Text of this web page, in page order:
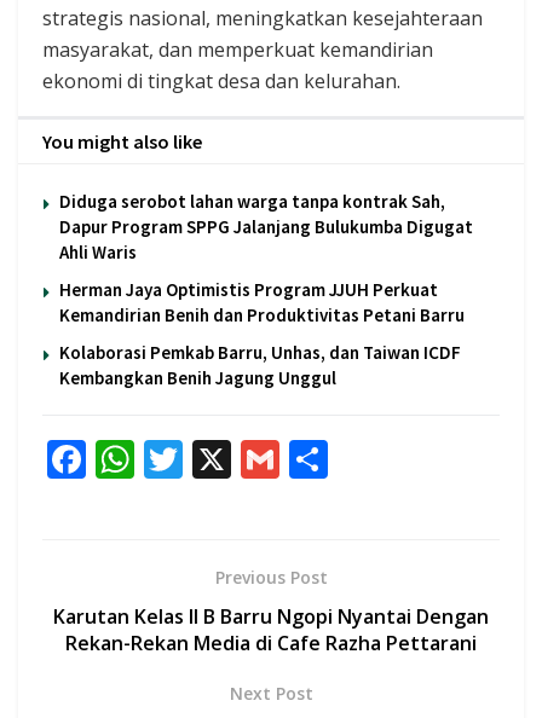
strategis nasional, meningkatkan kesejahteraan
masyarakat, dan memperkuat kemandirian
ekonomi di tingkat desa dan kelurahan.
You might also like
Diduga serobot lahan warga tanpa kontrak Sah,
Dapur Program SPPG Jalanjang Bulukumba Digugat
Ahli Waris
Herman Jaya Optimistis Program JJUH Perkuat
Kemandirian Benih dan Produktivitas Petani Barru
Kolaborasi Pemkab Barru, Unhas, dan Taiwan ICDF
Kembangkan Benih Jagung Unggul
F
o
o
W
A
p
T
er
X G
l
Previous Post
Karutan Kelas II B Barru Ngopi Nyantai Dengan
Rekan-Rekan Media di Cafe Razha Pettarani
Next Post